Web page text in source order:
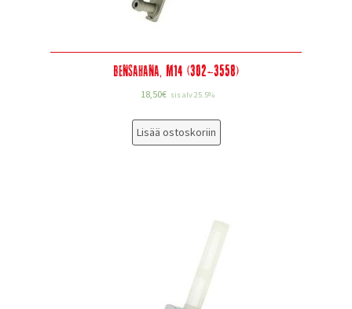
Bensahana, M14 (302-3558)
18,50€ sis alv 25.5%
Lisää ostoskoriin